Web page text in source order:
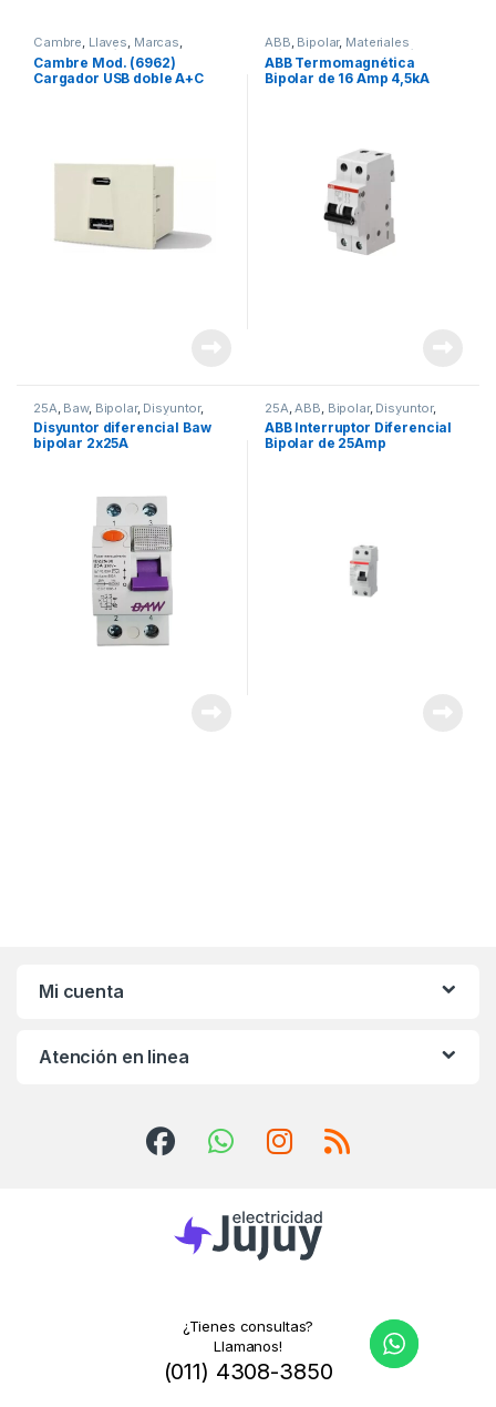
Cambre, Llaves, Marcas,
Materiales Eléctricos
Cambre Mod. (6962)
Cargador USB doble A+C
ABB, Bipolar, Materiales
Eléctricos Seguridad, Térmicas
ABB Termomagnética
Bipolar de 16 Amp 4,5kA
25A Baw, Bipolar, Disyuntor,
Marcas , Materiales Eléctricos
Disyuntor diferencial Baw
bipolar 2x25A
25A ABB Bipolar, Disyuntor,
Marcas, Materiales Eléctricos
Seguridad
ABB Interruptor Diferencial
Bipolar de 25Amp
Mi cuenta
Atención en linea
¿Tienes consultas?
Llamanos!
(011) 4308-3850